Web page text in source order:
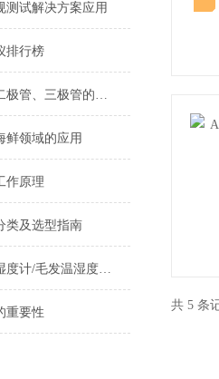
测试解决方案应用
排行榜
电阻、电容、二极管、三极管的测试
鲜领域的应用
作原理
类及选型指南
什么是毛发温湿度计/毛发温湿度计的定义及用途
重要性
共 5 条